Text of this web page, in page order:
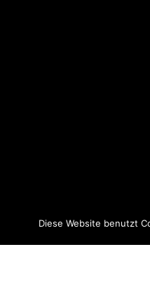
Diese Website benutzt